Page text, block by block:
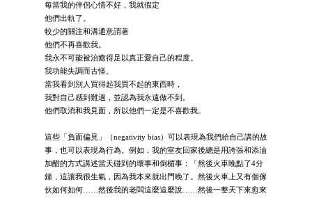
每當我的伴侶心情不好，我就假定
他們出軌了。
較少的關注和溝通意謂著
他們不再喜歡我。
我永不可能被治癒得足以真正愛自己的程度。
我功能失調而古怪。
當我看到別人買得起我買不起的東西時，
我對自己感到難過，並認為我永遠做不到。
他們取消和我見面，所以他們一定是不喜歡我。
這些「負面偏見」（negativity bias）可以表現為我們給自己講的故
事，也可以表現為行為。例如，我的室友回家後總是用誇張和添油
加醋的方式講述當天碰到的壞事和倒楣事：「然後火車晚點了4分
鐘，這讓我很生氣，因為我本來就出門晚了。然後火車上又有個傢
伙如何如何……然後我的老闆這麼這麼說……然後一整天下來愈來